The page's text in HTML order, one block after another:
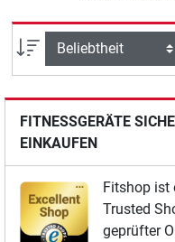
Sortierung
FITNESSGERÄTE
EINKAUFEN
Fitshop ist
Trusted
geprüfter